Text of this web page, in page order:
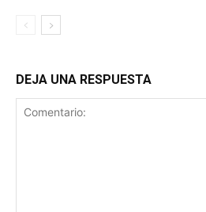
DEJA UNA RESPUESTA